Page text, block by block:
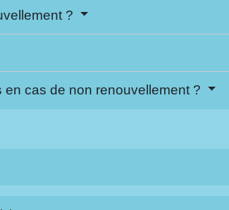
?
cas de non renouvellement ?